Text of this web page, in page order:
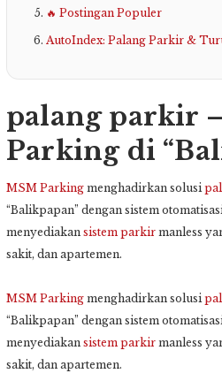
🔥 Postingan Populer
AutoIndex: Palang Parkir &
palang parkir
Parking di
MSM Parking menghadirkan solusi
“Balikpapan” dengan sistem
menyediakan sistem parkir manless
sakit, dan apartemen.
MSM Parking menghadirkan solusi
“Balikpapan” dengan sistem
menyediakan sistem parkir manless
sakit, dan apartemen.